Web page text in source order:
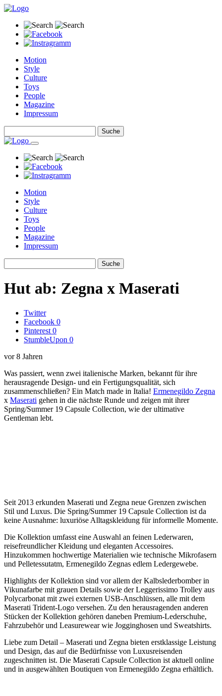
Motion
Style
Culture
Toys
People
Magazine
Impressum
Motion
Style
Culture
Toys
People
Magazine
Impressum
Hut ab: Zegna x Maserati
Twitter
Facebook 0
Pinterest 0
StumbleUpon 0
vor 8 Jahren
Was passiert, wenn zwei italienische Marken, bekannt für ihre
herausragende Design- und ein Fertigungsqualität, sich
zusammenschließen? Ein Match made in Italia! Ermenegildo Zegna
x Maserati gehen in die nächste Runde und zeigen mit ihrer
Spring/Summer 19 Capsule Collection, wie der ultimative
Gentleman lebt.
Seit 2013 erkunden Maserati und Zegna neue Grenzen zwischen
Stil und Luxus. Die Spring/Summer 19 Capsule Collection ist da
keine Ausnahme: luxuriöse Alltagskleidung für informelle Momente.
Die Kollektion umfasst eine Auswahl an feinen Lederwaren,
reisefreundlicher Kleidung und eleganten Accessoires.
Hinzukommen hochwertige Materialien wie technische Mikrofasern
und Pelletessutatm, Ermenegildo Zegnas edlem Ledergewebe.
Highlights der Kollektion sind vor allem der Kalbslederbomber in
Vikunafarbe mit grauen Details sowie der Leggerissimo Trolley aus
Polycarbonat mit zwei externen USB-Anschlüssen, alle mit dem
Maserati Trident-Logo versehen. Zu den herausragenden anderen
Stücken der Kollektion gehören daneben Premium-Lederschuhe,
Fahrzubehör und Leasurewear wie Jogginghosen und Sweatshirts.
Liebe zum Detail – Maserati und Zegna bieten erstklassige Leistung
und Design, das auf die Bedürfnisse von Luxusreisenden
zugeschnitten ist. Die Maserati Capsule Collection ist aktuell online
und in ausgewählten Boutiquen von Ermenegildo Zegna erhältlich.